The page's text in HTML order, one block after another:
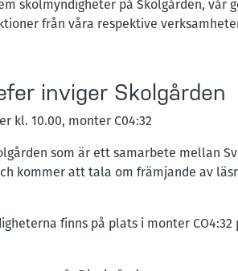
skolmyndigheter på Skolgården, vår
från våra respektive
inviger Skolgården
kl. 10.00, monter C04:32
som är ett samarbete mellan
kommer att tala om främjande av
finns på plats i monter